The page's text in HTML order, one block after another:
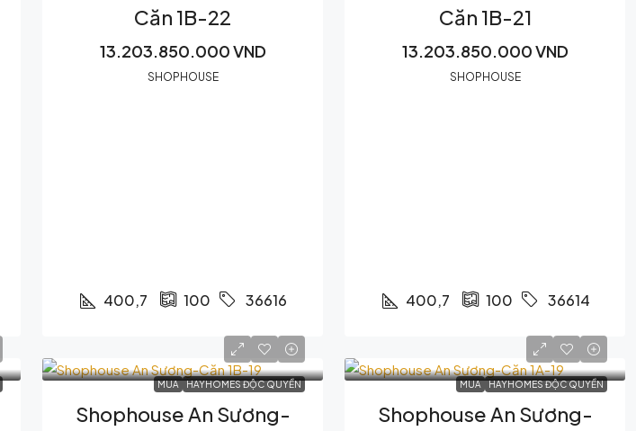
Căn 1B-22
13.203.850.000 VND
SHOPHOUSE
400,7 100 36616
Căn 1B-21
13.203.850.000 VND
SHOPHOUSE
400,7 100 36614
MUA HAYHOMES ĐỘC QUYỀN
Shophouse An Sương-
MUA HAYHOMES ĐỘC QUYỀN
Shophouse An Sương-